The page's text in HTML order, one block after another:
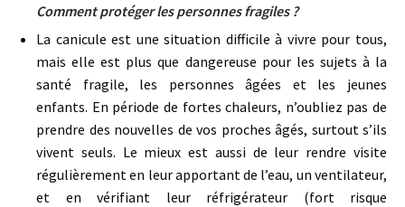
Comment protéger les personnes fragiles ?
La canicule est une situation difficile à vivre pour tous,
mais elle est plus que dangereuse pour les sujets à la
santé fragile, les personnes âgées et les jeunes
enfants. En période de fortes chaleurs, n’oubliez pas de
prendre des nouvelles de vos proches âgés, surtout s’ils
vivent seuls. Le mieux est aussi de leur rendre visite
régulièrement en leur apportant de l’eau, un ventilateur,
et en vérifiant leur réfrigérateur (fort risque